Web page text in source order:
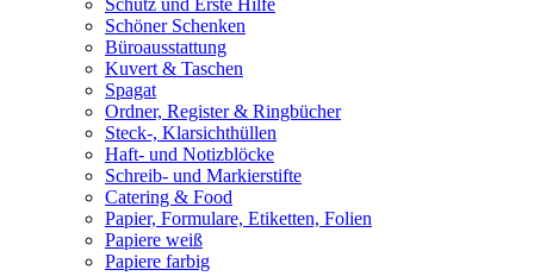
Schutz und Erste Hilfe
Schöner Schenken
Büroausstattung
Kuvert & Taschen
Spagat
Ordner, Register & Ringbücher
Steck-, Klarsichthüllen
Haft- und Notizblöcke
Schreib- und Markierstifte
Catering & Food
Papier, Formulare, Etiketten, Folien
Papiere weiß
Papiere farbig